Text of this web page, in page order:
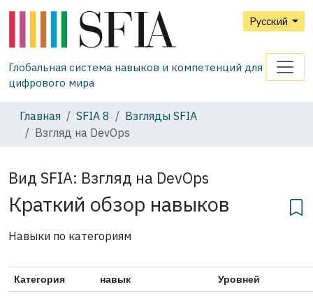
Русский
Глобальная система навыков и компетенций для
цифрового мира
Главная SFIA 8
Взгляды SFIA
Взгляд на DevOps
Вид SFIA: Взгляд на DevOps
Краткий обзор навыков
Навыки по категориям
Категория навык
Уровней